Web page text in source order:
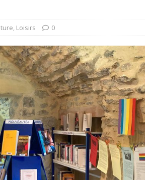
Loisirs 0